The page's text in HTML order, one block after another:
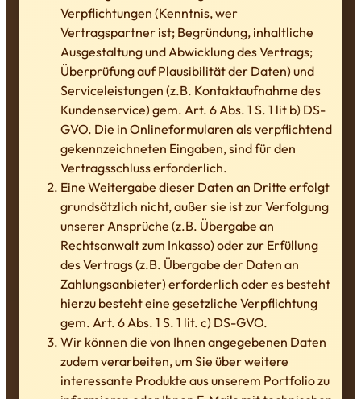
Verpflichtungen (Kenntnis, wer
Vertragspartner ist; Begründung, inhaltliche
Ausgestaltung und Abwicklung des Vertrags;
Überprüfung auf Plausibilität der Daten) und
Serviceleistungen (z.B. Kontaktaufnahme des
Kundenservice) gem. Art. 6 Abs. 1 S. 1 lit b) DS-
GVO. Die in Onlineformularen als verpflichtend
gekennzeichneten Eingaben, sind für den
Vertragsschluss erforderlich.
Eine Weitergabe dieser Daten an Dritte erfolgt
grundsätzlich nicht, außer sie ist zur Verfolgung
unserer Ansprüche (z.B. Übergabe an
Rechtsanwalt zum Inkasso) oder zur Erfüllung
des Vertrags (z.B. Übergabe der Daten an
Zahlungsanbieter) erforderlich oder es besteht
hierzu besteht eine gesetzliche Verpflichtung
gem. Art. 6 Abs. 1 S. 1 lit. c) DS-GVO.
Wir können die von Ihnen angegebenen Daten
zudem verarbeiten, um Sie über weitere
interessante Produkte aus unserem Portfolio zu